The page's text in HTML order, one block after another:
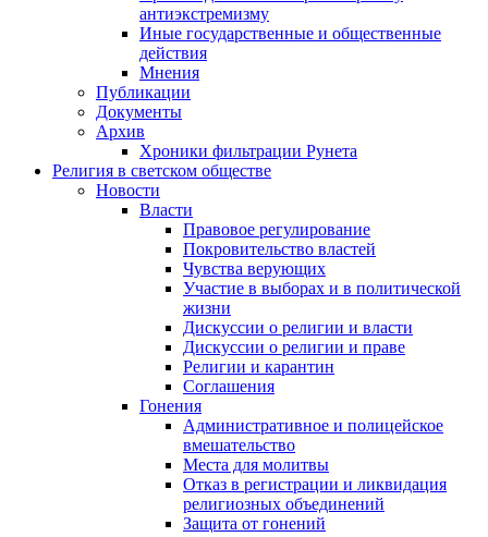
антиэкстремизму
Иные государственные и общественные
действия
Мнения
Публикации
Документы
Архив
Хроники фильтрации Рунета
Религия в светском обществе
Новости
Власти
Правовое регулирование
Покровительство властей
Чувства верующих
Участие в выборах и в политической
жизни
Дискуссии о религии и власти
Дискуссии о религии и праве
Религии и карантин
Соглашения
Гонения
Административное и полицейское
вмешательство
Места для молитвы
Отказ в регистрации и ликвидация
религиозных объединений
Защита от гонений